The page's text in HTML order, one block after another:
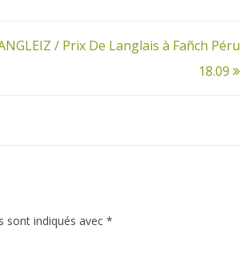
/ Prix De Langlais à Fañch Péru
18.09
sont indiqués avec *